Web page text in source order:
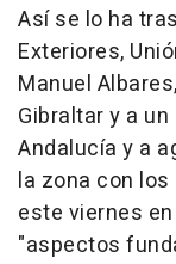
Así se lo ha
Exteriores,
Manuel
Gibraltar y a
Andalucía y a
la zona con
este viernes
"aspectos